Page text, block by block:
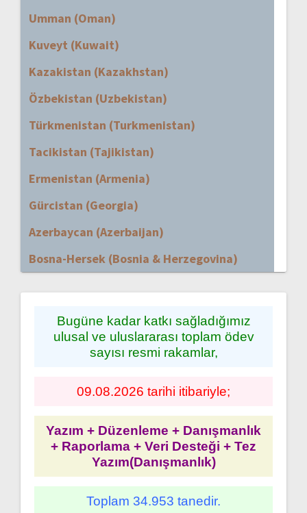
Umman (Oman)
Kuveyt (Kuwait)
Kazakistan (Kazakhstan)
Özbekistan (Uzbekistan)
Türkmenistan (Turkmenistan)
Tacikistan (Tajikistan)
Ermenistan (Armenia)
Gürcistan (Georgia)
Azerbaycan (Azerbaijan)
Bosna-Hersek (Bosnia & Herzegovina)
Bugüne kadar katkı sağladığımız
ulusal ve uluslararası toplam ödev
sayısı resmi rakamlar,
09.08.2026 tarihi itibariyle;
Yazım + Düzenleme + Danışmanlık
+ Raporlama + Veri Desteği + Tez
Yazım(Danışmanlık)
Toplam 34.953 tanedir.